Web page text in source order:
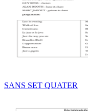
SANS SET QUATER